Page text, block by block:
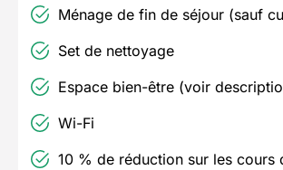
Ménage de fin de séjour (sauf
Set de nettoyage
Espace bien-être (voir
Wi-Fi
10 % de réduction sur les cours